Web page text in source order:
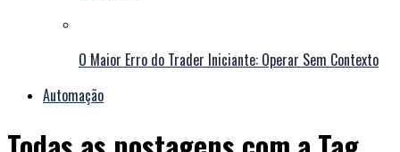
O Maior Erro do Trader Iniciante: Operar Sem Contexto
Automação